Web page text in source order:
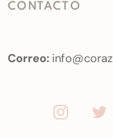
CONTACTO
Correo: